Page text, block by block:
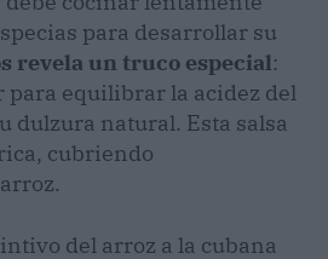
para desarrollar su
revela un truco especial:
para equilibrar la acidez del
dulzura natural. Esta salsa
cubriendo
del arroz a la cubana